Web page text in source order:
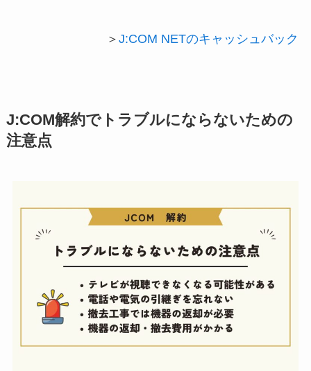
＞J:COM NETのキャッシュバック
J:COM解約でトラブルにならないための
注意点